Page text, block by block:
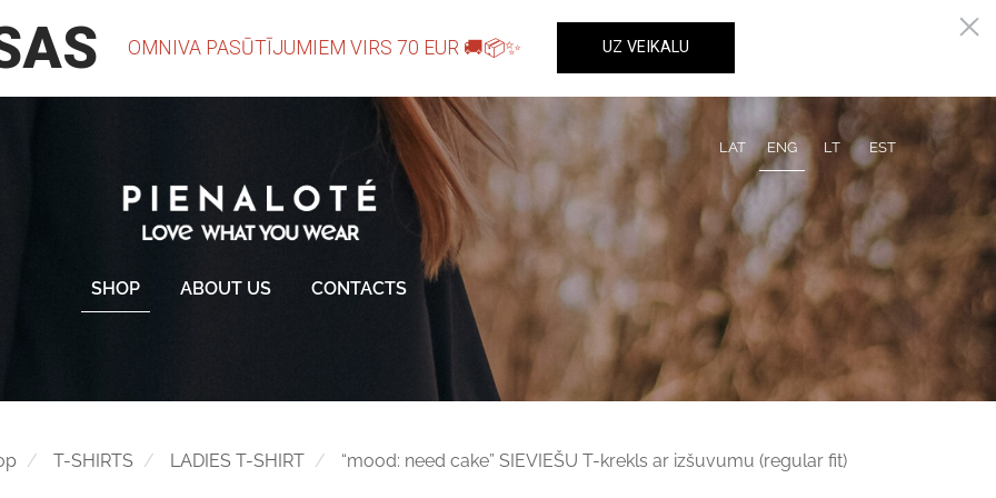
LAT ENG LT EST
SHOP ABOUT US CONTACTS
T-SHIRTS LADIES T-SHIRT “mood: need cake” SIEVIEŠU T-krekls ar izšuvumu (regular fit)